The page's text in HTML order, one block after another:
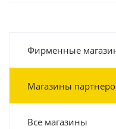
Фирменные
Магазины
Все магазины